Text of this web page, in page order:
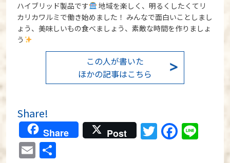
ハイブリッド製品です
地域を楽しく、明るくしたくてリ
カリカワルミで働き始めました！ みんなで面白いことしまし
ょう、美味しいもの食べましょう、素敵な時間を作りましょ
う
この人が書いた
ほかの記事はこちら
Share!
Share Post Twitter
Email